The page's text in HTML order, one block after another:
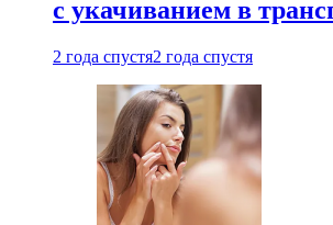
с укачиванием в
2 года спустя2 года спустя